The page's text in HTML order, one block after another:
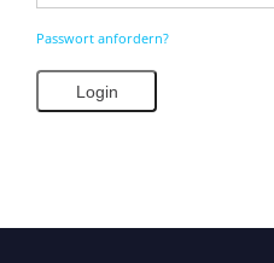
Passwort anfordern?
Login